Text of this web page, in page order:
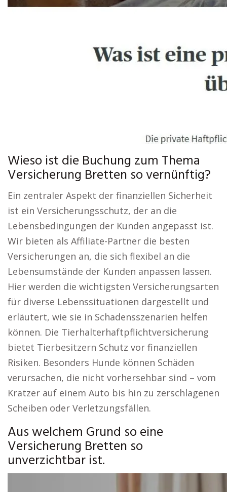
Wieso ist die Buchung zum Thema
Versicherung Bretten so vernünftig?
Ein zentraler Aspekt der finanziellen Sicherheit
ist ein Versicherungsschutz, der an die
Lebensbedingungen der Kunden angepasst ist.
Wir bieten als Affiliate-Partner die besten
Versicherungen an, die sich flexibel an die
Lebensumstände der Kunden anpassen lassen.
Hier werden die wichtigsten Versicherungsarten
für diverse Lebenssituationen dargestellt und
erläutert, wie sie in Schadensszenarien helfen
können. Die Tierhalterhaftpflichtversicherung
bietet Tierbesitzern Schutz vor finanziellen
Risiken. Besonders Hunde können Schäden
verursachen, die nicht vorhersehbar sind – vom
Kratzer auf einem Auto bis hin zu zerschlagenen
Scheiben oder Verletzungsfällen.
Aus welchem Grund so eine
Versicherung Bretten so
unverzichtbar ist.